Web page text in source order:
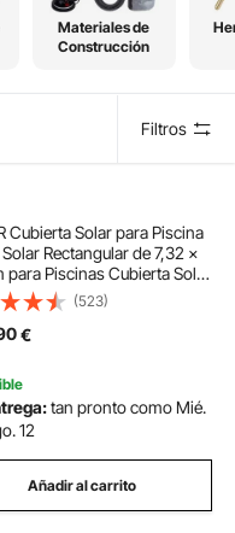
Materiales de
Construcción
Filtros
Cubierta Solar para Piscina
Rectangular de 7,32 ×
para Piscinas Cubierta Solar
Enterrada Sobre el
Solares de Color
12 mil para Piscinas
(523)
€
tan pronto como Mié.
12
Añadir al carrito